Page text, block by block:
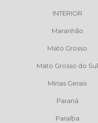
INTERIOR
Maranhão
Mato Grosso
Mato Grosso do Sul
Minas Gerais
Paraná
Paraíba